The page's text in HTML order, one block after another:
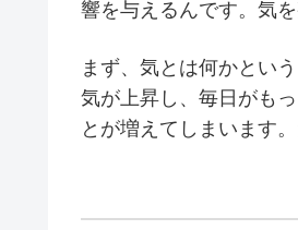
響を与えるんです。気
まず、気とは何かとい
気が上昇し、毎日がも
とが増えてしまいます